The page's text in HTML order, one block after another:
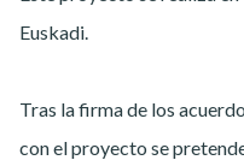
Euskadi.
Tras la firma de los
con el proyecto se